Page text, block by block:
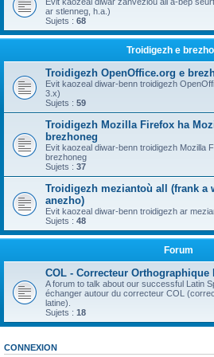
ar stlenneg, h.a.)
Sujets : 68
Troidigezh e
Troidigezh OpenOffice.org e
Evit kaozeal diwar-benn troidigezh
3.x)
Sujets : 59
Troidigezh Mozilla Firefox ha
brezhoneg
Evit kaozeal diwar-benn troidigezh Mozilla
brezhoneg
Sujets : 37
Troidigezh meziantoù all (frank a
anezho)
Evit kaozeal diwar-benn troidigezh ar
Sujets : 48
Forum
COL - Correcteur
A forum to talk about our successful Latin
échanger autour du correcteur COL
latine).
Sujets : 18
CONNEXION